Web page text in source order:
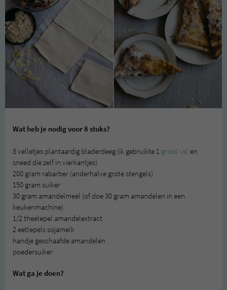
Wat heb je nodig voor 8 stuks?
8 velletjes plantaardig bladerdeeg (ik gebruikte 1 groot vel en
sneed die zelf in vierkantjes)
200 gram rabarber (anderhalve grote stengels)
150 gram suiker
30 gram amandelmeel (of doe 30 gram amandelen in een
keukenmachine)
1/2 theelepel amandelextract
2 eetlepels sojamelk
handje geschaafde amandelen
poedersuiker
Wat ga je doen?